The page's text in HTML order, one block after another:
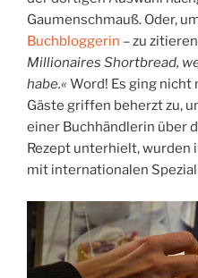
Gaumenschmauß. Oder,
Buchbloggerin – zu
Millionaires Shortbread,
habe.«Word! Es ging nicht
Gäste griffen beherzt zu,
einer Buchhändlerin über
Rezept unterhielt, wurden
mit internationalen